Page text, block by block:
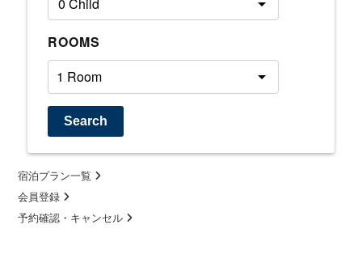
ROOMS
Search
宿泊プラン一覧
会員登録
予約確認・キャンセル